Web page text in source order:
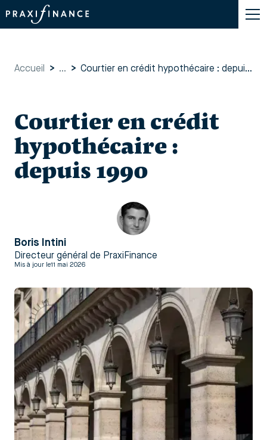
Accueil > ... > Courtier en crédit hypothécaire : depuis 1990
Courtier en crédit
hypothécaire :
depuis 1990
Boris Intini
Directeur général de PraxiFinance
Mis à jour le11 mai 2026